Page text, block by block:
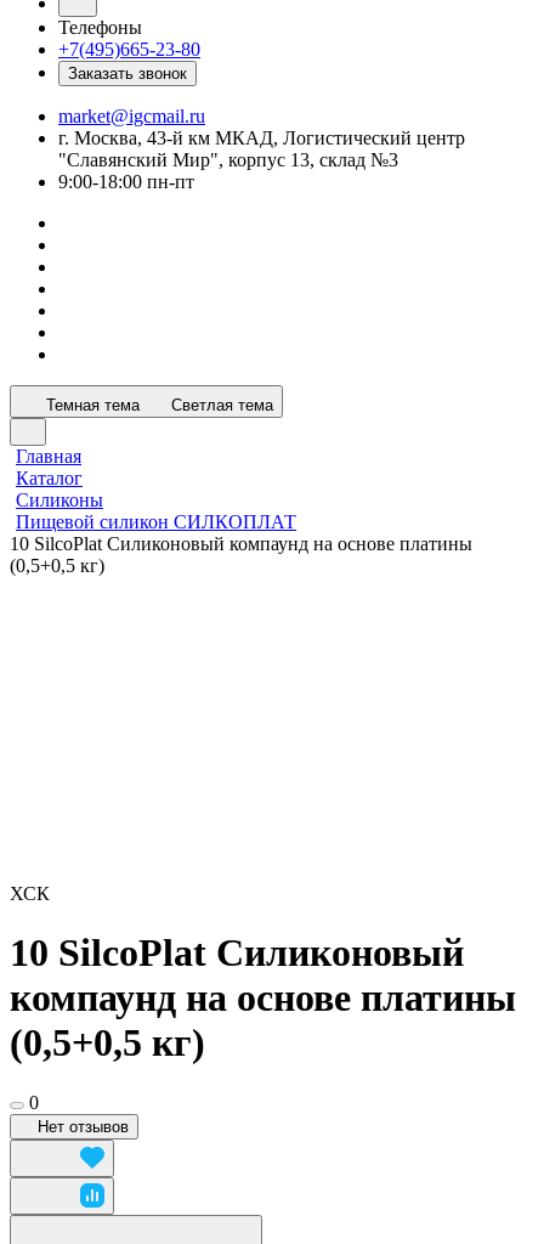
Телефоны
+7(495)665-23-80
Заказать звонок
market@igcmail.ru
г. Москва, 43-й км МКАД, Логистический центр
"Славянский Мир", корпус 13, склад №3
9:00-18:00 пн-пт
Темная тема Светлая тема
Главная
Каталог
Силиконы
Пищевой силикон СИЛКОПЛАТ
10 SilcoPlat Силиконовый компаунд на основе платины
(0,5+0,5 кг)
ХСК
10 SilcoPlat Силиконовый
компаунд на основе платины
(0,5+0,5 кг)
0
Нет отзывов